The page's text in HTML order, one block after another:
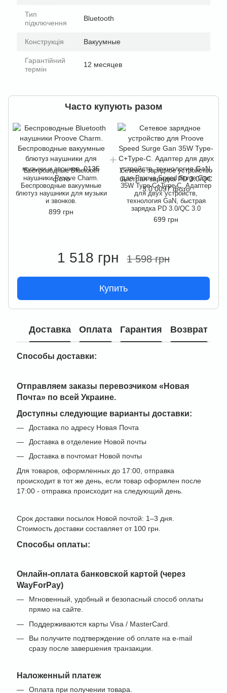
Тип
підключення
Bluetooth
Конструкція Вакуумные
Гарантійний
термін
12 месяцев
Часто купують разом
Беспроводные Bluetooth
наушники Proove Charm.
Беспроводные вакуумные
блютуз наушники для музыки
и звонков.
899 грн
Сетевое зарядное устройство
для Proove Speed ​​Surge Gan
35W Type-C+Type-C. Адаптер
для двух устройств,
технология GaN, быстрая
зарядка PD 3.0/QC 3.0
699 грн
1 518 грн 1 598 грн
Купить
Доставка Оплата Гарантия Возврат
Способы доставки:
Отправляем заказы перевозчиком «Новая
Почта» по всей Украине.
Доступны следующие варианты доставки:
Доставка по адресу Новая Почта
Доставка в отделение Новой почты
Доставка в почтомат Новой почты
Для товаров, оформленных до 17:00, отправка
происходит в тот же день, если товар оформлен после
17:00 - отправка происходит на следующий день.
Срок доставки посылок Новой почтой: 1–3 дня.
Стоимость доставки составляет от 100 грн.
Способы оплаты:
Онлайн-оплата банковской картой (через
WayForPay)
Мгновенный, удобный и безопасный способ оплаты
прямо на сайте.
Поддерживаются карты Visa / MasterCard.
Вы получите подтверждение об оплате на e-mail
сразу после завершения транзакции.
Наложенный платеж
Оплата при получении товара.